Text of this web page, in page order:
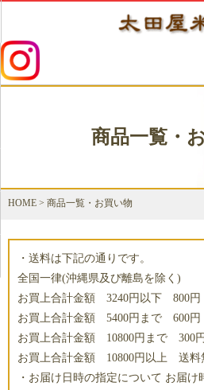
商品一覧・
HOME > 商品一覧・お買い物
・送料は下記の通りです。
全国一律(沖縄県及び離島を除く)
お買上合計金額 3240円以下 800円
お買上合計金額 5400円まで 600円
お買上合計金額 10800円まで 300円
お買上合計金額 10800円以上 送料
・お届け日時の指定について お届